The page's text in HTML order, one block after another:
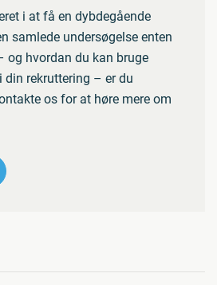
i at få en dybdegående
samlede undersøgelse enten
og hvordan du kan bruge
din rekruttering – er du
os for at høre mere om